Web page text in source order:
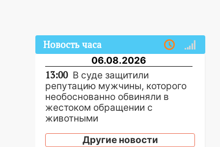
Новость часа
06.08.2026
13:00 В суде защитили
репутацию мужчины, которого
необоснованно обвиняли в
жестоком обращении с
животными
12:28 Миллион на «льготниках»:
Другие новости